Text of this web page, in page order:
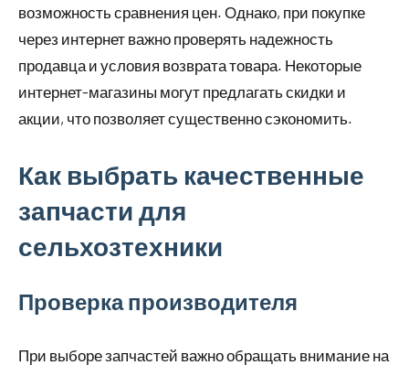
возможность сравнения цен. Однако, при покупке
через интернет важно проверять надежность
продавца и условия возврата товара. Некоторые
интернет-магазины могут предлагать скидки и
акции, что позволяет существенно сэкономить.
Как выбрать качественные
запчасти для
сельхозтехники
Проверка производителя
При выборе запчастей важно обращать внимание на